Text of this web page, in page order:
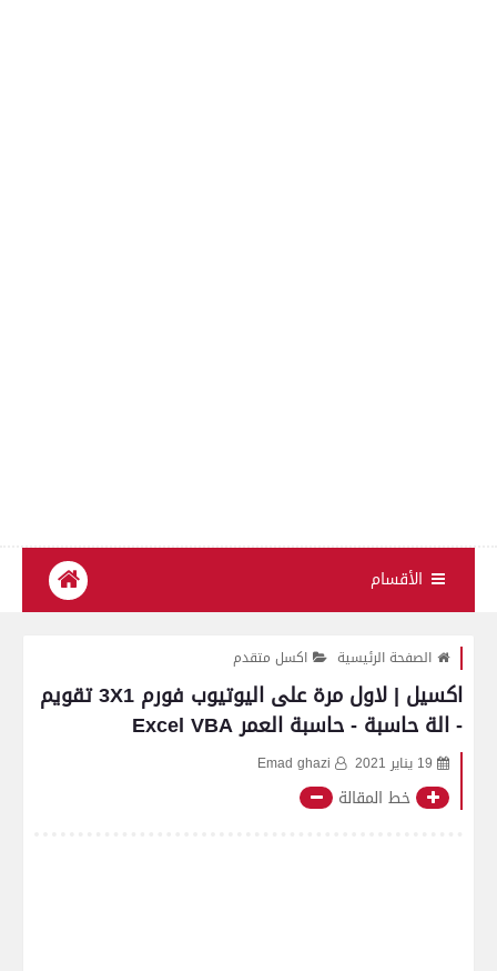
الأقسام
الصفحة الرئيسية اكسل متقدم
اكسيل | لاول مرة على اليوتيوب فورم 3X1 تقويم
- الة حاسبة - حاسبة العمر Excel VBA
19 يناير 2021 Emad ghazi
خط المقالة